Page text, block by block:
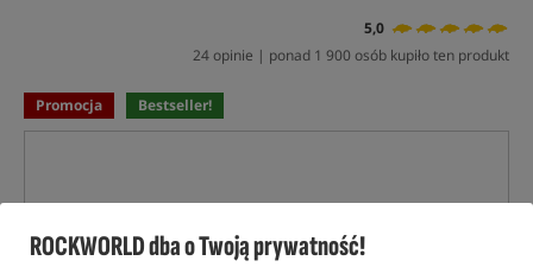
ROCKWORLD dba o Twoją prywatność!
5,0
24 opinie | ponad 1 900 osób kupiło ten produkt
Promocja Bestseller!